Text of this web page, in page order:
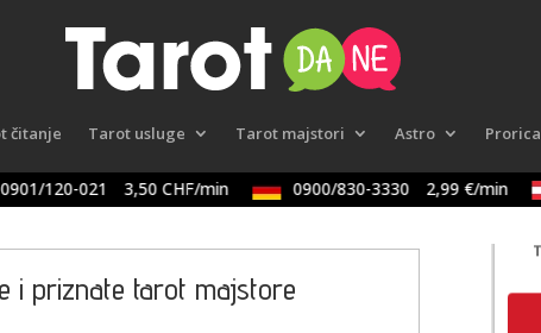
čitanje Tarot usluge Tarot majstori Astro
0901/120-021 3,50 CHF/min 0900/830-3330 2,99 €/min
i priznate tarot majstore